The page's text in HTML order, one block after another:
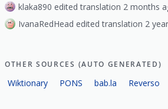
klaka890 edited translation 2 months
IvanaRedHead edited translation 2
OTHER SOURCES (AUTO GENERATED)
Wiktionary PONS bab.la Reverso